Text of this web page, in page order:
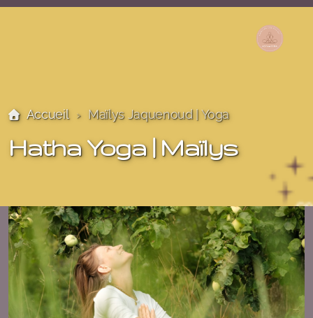
Accueil Maïlys Jaquenoud | Yoga
Hatha Yoga | Maïlys
Lalita Bauquis | Thérapie craniosacrale - Massages
Samira Aïche | Réflexologie - Soins Energétiques
Laurence David | Massage - Hypnose - Autour de la
naissance
Aline Frey | Thérapie craniosacrale - Massothérapie